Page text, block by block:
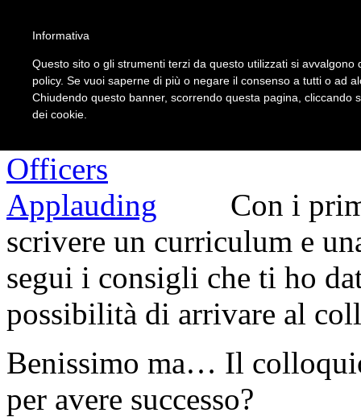
5 gravi errori nel
Con i
scrivere un curriculum e
segui i consigli che ti ho
possibilità di arrivare al
Benissimo ma… Il
per avere successo?
Informativa
Questo sito o gli strumenti terzi da questo utilizzati si
policy. Se vuoi saperne di più o negare il consenso a tutti o ad
Chiudendo questo banner, scorrendo questa pagina, cliccando
dei cookie.